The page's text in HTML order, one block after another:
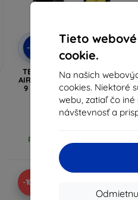
Tieto
cookie.
Na našich
cookies. Niektoré
webu, zatiaľ čo
návštevnosť a
-10%
Zľava s
kupónom
TECH-PROTECT ICONBAND
AIR XIAOMI SMART BAND 8 /
9 / 10 / NFC ČIERNO-ŽLTÝ
(5906302331345)
8,91 €
6,41 €
Posledný kus na sklade
-10%